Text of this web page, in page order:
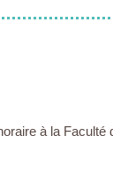
à la